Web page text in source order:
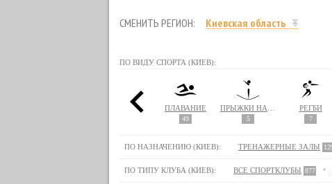
СМЕНИТЬ РЕГИОН: Киевская область
ПО ВИДУ СПОРТА (КИЕВ):
ПИЛАТЕС ПЛАВАНИЕ
49 5
РЕГБИ
7
ПО НАЗНАЧЕНИЮ (КИЕВ): ТРЕНАЖЕРНЫЕ ЗАЛЫ
ПО ТИПУ КЛУБА (КИЕВ): ВСЕ СПОРТКЛУБЫ 877